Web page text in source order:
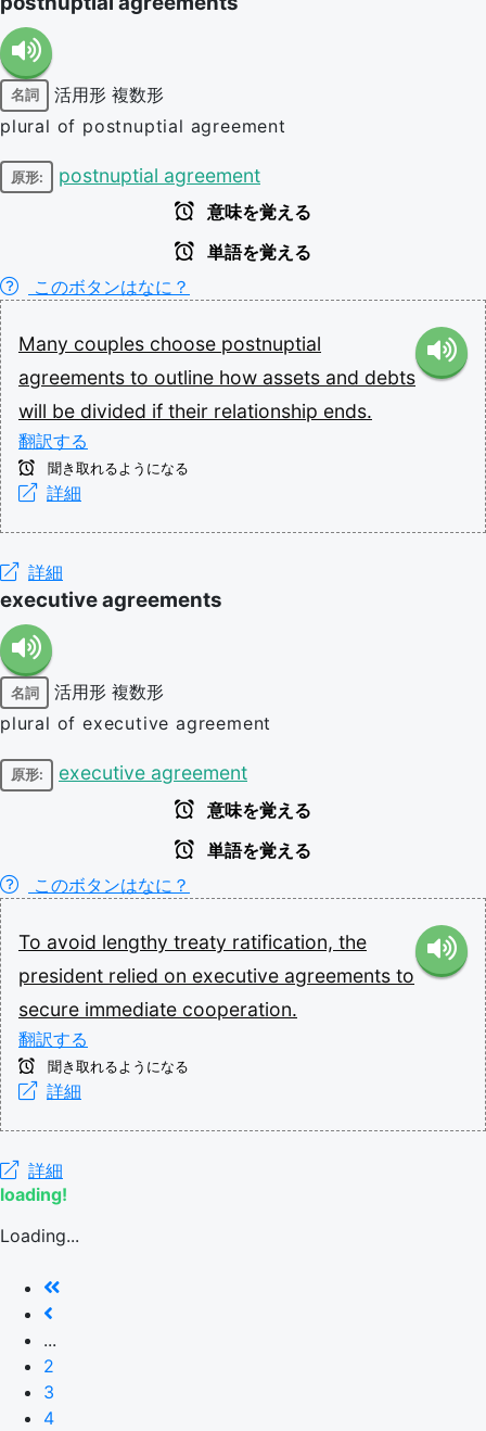
名詞 活用形 複数形
plural of postnuptial agreement
原形: postnuptial agreement
意味を覚える
単語を覚える
このボタンはなに？
Many couples choose postnuptial
agreements to outline how assets and debts
will be divided if their relationship ends.
翻訳する
聞き取れるようになる
詳細
詳細
executive agreements
名詞 活用形 複数形
plural of executive agreement
原形: executive agreement
意味を覚える
単語を覚える
このボタンはなに？
To avoid lengthy treaty ratification, the
president relied on executive agreements to
secure immediate cooperation.
翻訳する
聞き取れるようになる
詳細
詳細
loading!
Loading...
...
2
3
4